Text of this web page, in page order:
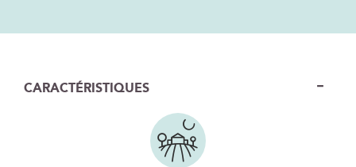
CARACTÉRISTIQUES